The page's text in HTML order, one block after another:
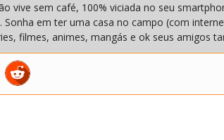
vive sem café, 100% viciada no seu
Sonha em ter uma casa no campo (com
filmes, animes, mangás e ok seus amigos